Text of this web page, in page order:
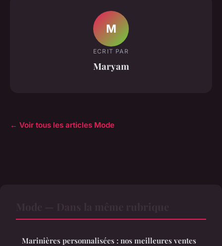
M
ECRIT PAR
Maryam
← Voir tous les articles Mode
Marinières personnalisées : nos meilleures ventes